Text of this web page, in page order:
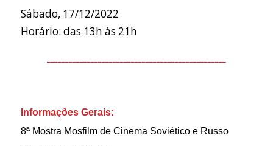
Sábado, 17/12/2022
Horário: das 13h às 21h
Informações Gerais:
8ª Mostra Mosfilm de Cinema Soviético e Russo